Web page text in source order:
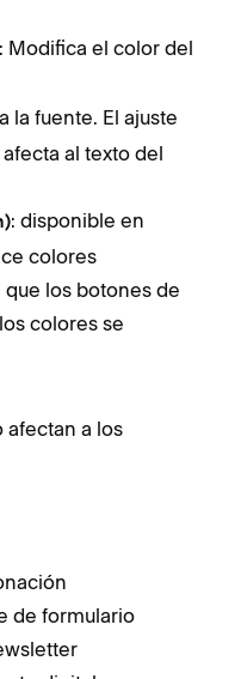
: Modifica el color del
la fuente. El ajuste
al texto del
: disponible en
colores
que los botones de
colores se
afectan a los
de formulario